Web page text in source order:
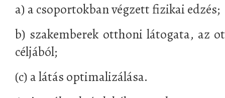
a) a csoportokban végzett fizikai edzés;
b) szakemberek otthoni látogata, az
céljából;
(c) a látás optimalizálása.